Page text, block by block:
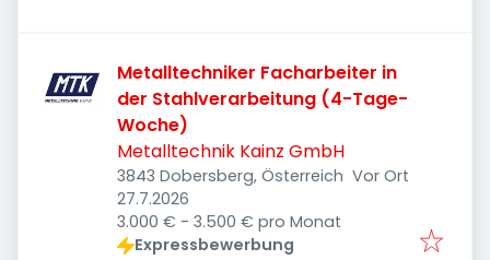
Metalltechniker Facharbeiter in
der Stahlverarbeitung (4-Tage-
Woche)
Metalltechnik Kainz GmbH
3843 Dobersberg, Österreich Vor Ort
Veröffentlicht
27.7.2026
3.000 € - 3.500 € pro Monat
Expressbewerbung